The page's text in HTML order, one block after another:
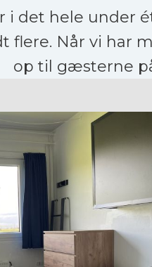
i det hele under
flere. Når vi har
op til gæsterne